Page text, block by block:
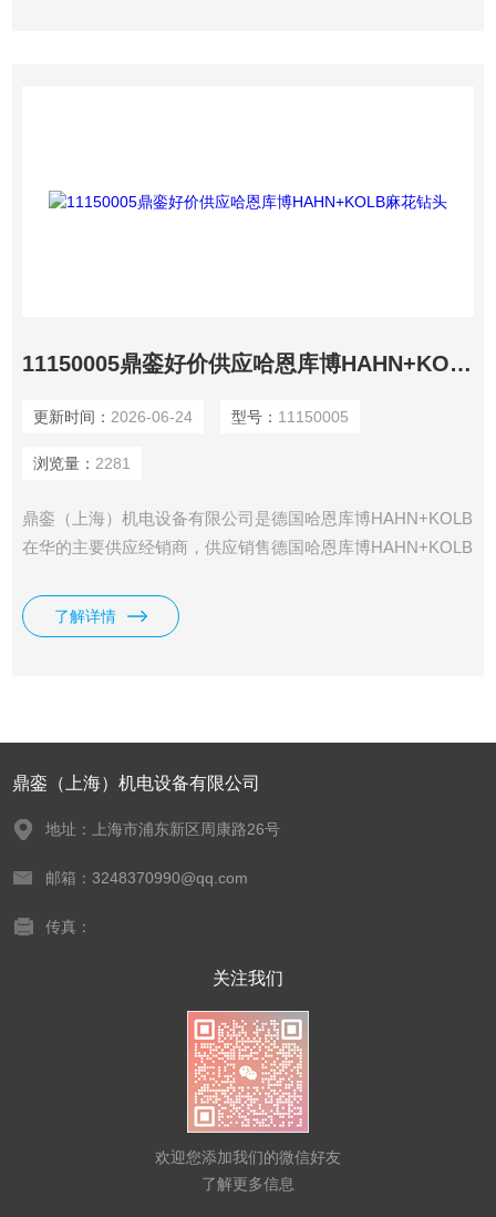
11150005鼎銮好价供应哈恩库博HAHN+KOLB麻花钻头
更新时间： 2026-06-24 型号： 11150005
浏览量： 2281
鼎銮（上海）机电设备有限公司是德国哈恩库博HAHN+KOLB
在华的主要供应经销商，供应销售德国哈恩库博HAHN+KOLB
具、打磨、化工品、电动工具、气动工具等全系列哈恩库博
HAHN+KOLB产品。鼎銮好价供应哈恩库博HAHN+KOLB麻
了解详情
鼎銮（上海）机电设备有限公司
地址：上海市浦东新区周康路26号
邮箱：3248370990@qq.com
传真：
关注我们
欢迎您添加我们的微信好友
了解更多信息